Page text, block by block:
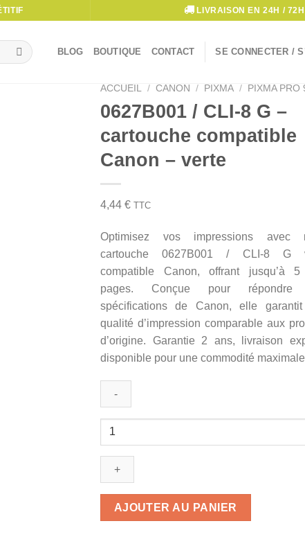
LIVRAISON EN 24H / 72H
BLOG BOUTIQUE CONTACT SE CONNECTER /
ACCUEIL / CANON / PIXMA / PIXMA PRO
0627B001 / CLI-8 G –
cartouche compatible
Canon – verte
4,44 € TTC
Optimisez vos impressions avec
cartouche 0627B001 / CLI-8 G
compatible Canon, offrant jusqu’à
pages. Conçue pour répondre
spécifications de Canon, elle
qualité d’impression comparable aux
d’origine. Garantie 2 ans, livraison
disponible pour une commodité
quantité
0627B001
G
AJOUTER AU PANIER